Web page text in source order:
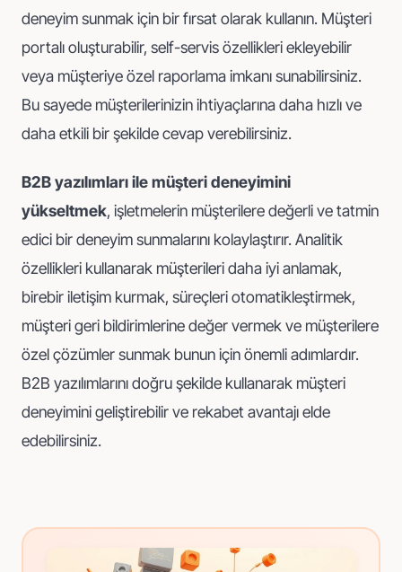
deneyim sunmak için bir fırsat olarak kullanın. Müşteri
portalı oluşturabilir, self-servis özellikleri ekleyebilir
veya müşteriye özel raporlama imkanı sunabilirsiniz.
Bu sayede müşterilerinizin ihtiyaçlarına daha hızlı ve
daha etkili bir şekilde cevap verebilirsiniz.
B2B yazılımları ile müşteri deneyimini
yükseltmek, işletmelerin müşterilere değerli ve tatmin
edici bir deneyim sunmalarını kolaylaştırır. Analitik
özellikleri kullanarak müşterileri daha iyi anlamak,
birebir iletişim kurmak, süreçleri otomatikleştirmek,
müşteri geri bildirimlerine değer vermek ve müşterilere
özel çözümler sunmak bunun için önemli adımlardır.
B2B yazılımlarını doğru şekilde kullanarak müşteri
deneyimini geliştirebilir ve rekabet avantajı elde
edebilirsiniz.